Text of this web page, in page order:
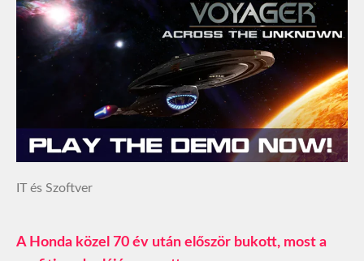
IT és Szoftver
A Honda közel 70 év után először bukott, most a